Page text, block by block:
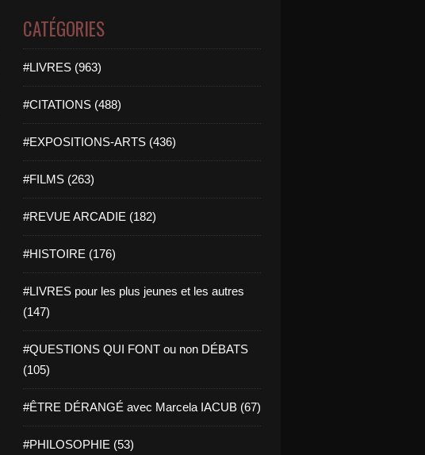
CATÉGORIES
#LIVRES (963)
#CITATIONS (488)
#EXPOSITIONS-ARTS (436)
#FILMS (263)
#REVUE ARCADIE (182)
#HISTOIRE (176)
#LIVRES pour les plus jeunes et les autres
(147)
#QUESTIONS QUI FONT ou non DÉBATS
(105)
#ÊTRE DÉRANGÉ avec Marcela IACUB (67)
#PHILOSOPHIE (53)